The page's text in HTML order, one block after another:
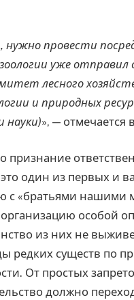
провести
уже
лесного
и природных
науки)», — отмечается
признание
один из первых и
с «братьями нашими
особой
из них не
редких существ по
От простых
должно